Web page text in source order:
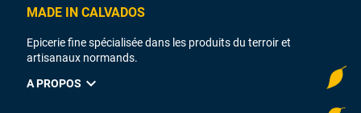
MADE IN CALVADOS
Epicerie fine spécialisée dans les produits du terroir et
artisanaux normands.
A PROPOS expand_more